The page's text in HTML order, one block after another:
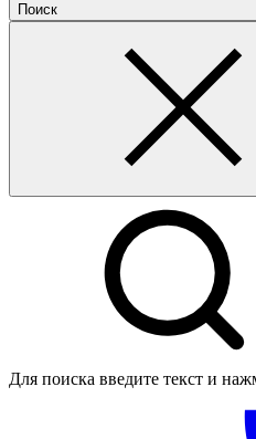
Поиск
Для поиска введите текст и